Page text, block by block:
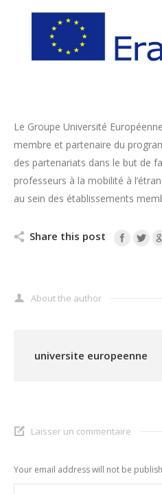
Le Groupe Université
membre et partenaire du
des partenariats dans le but de
professeurs à la mobilité à
au sein des établissements
Share this post
About the author
universite europeenne
Laisser un commentaire
Your email address will not be